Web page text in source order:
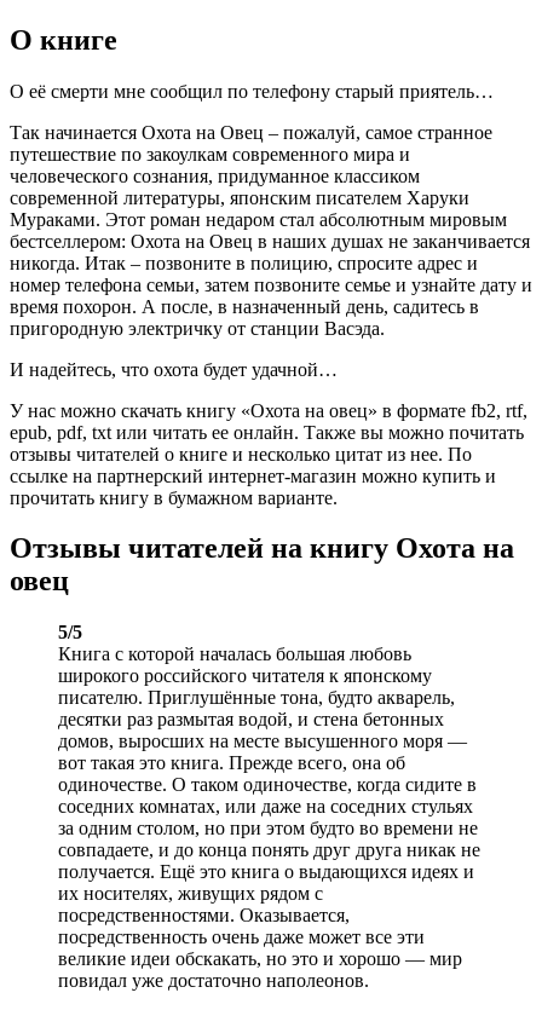
О книге
О её смерти мне сообщил по телефону старый приятель…
Так начинается Охота на Овец – пожалуй, самое странное
путешествие по закоулкам современного мира и
человеческого сознания, придуманное классиком
современной литературы, японским писателем Харуки
Мураками. Этот роман недаром стал абсолютным мировым
бестселлером: Охота на Овец в наших душах не заканчивается
никогда. Итак – позвоните в полицию, спросите адрес и
номер телефона семьи, затем позвоните семье и узнайте дату и
время похорон. А после, в назначенный день, садитесь в
пригородную электричку от станции Васэда.
И надейтесь, что охота будет удачной…
У нас можно скачать книгу «Охота на овец» в формате fb2, rtf,
epub, pdf, txt или читать ее онлайн. Также вы можно почитать
отзывы читателей о книге и несколько цитат из нее. По
ссылке на партнерский интернет-магазин можно купить и
прочитать книгу в бумажном варианте.
Отзывы читателей на книгу Охота на
овец
5/5
Книга с которой началась большая любовь
широкого российского читателя к японскому
писателю. Приглушённые тона, будто акварель,
десятки раз размытая водой, и стена бетонных
домов, выросших на месте высушенного моря —
вот такая это книга. Прежде всего, она об
одиночестве. О таком одиночестве, когда сидите в
соседних комнатах, или даже на соседних стульях
за одним столом, но при этом будто во времени не
совпадаете, и до конца понять друг друга никак не
получается. Ещё это книга о выдающихся идеях и
их носителях, живущих рядом с
посредственностями. Оказывается,
посредственность очень даже может все эти
великие идеи обскакать, но это и хорошо — мир
повидал уже достаточно наполеонов.